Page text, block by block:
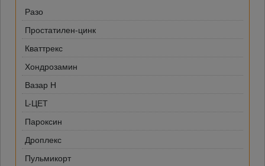
Разо
Простатилен-цинк
Кваттрекс
Хондрозамин
Вазар Н
L-ЦЕТ
Пароксин
Дроплекс
Пульмикорт